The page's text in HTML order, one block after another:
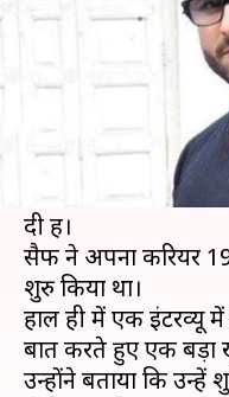
लेखन भावना साहनी May 09,
क्या है खबर?
पटौदी परिवार के
एक जाना माना नाम बन
उन्होंने अपने फिल्मी
दी हैं।
सैफ ने अपना करियर
शुरु किया था।
हाल ही में एक
बात करते हुए एक बड़ा
उन्होंने बताया कि